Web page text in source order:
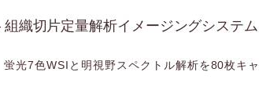
織切片定量解析イメージングシステム
光7色WSIと明視野スペクトル解析を80枚キ